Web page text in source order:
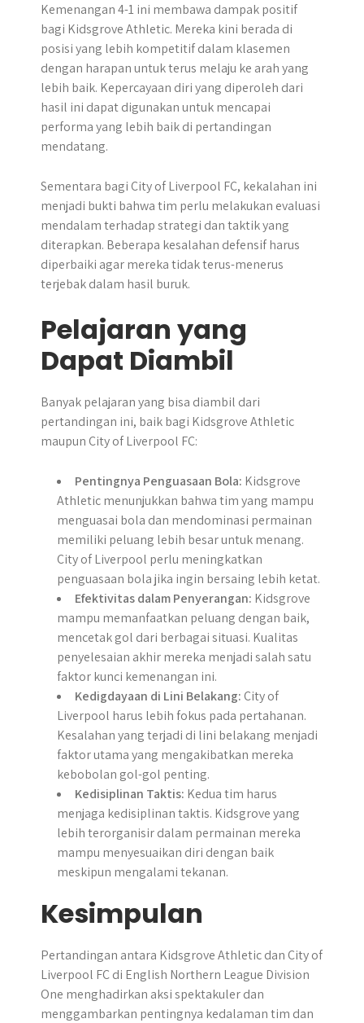
Kemenangan 4-1 ini membawa dampak positif
bagi Kidsgrove Athletic. Mereka kini berada di
posisi yang lebih kompetitif dalam klasemen
dengan harapan untuk terus melaju ke arah yang
lebih baik. Kepercayaan diri yang diperoleh dari
hasil ini dapat digunakan untuk mencapai
performa yang lebih baik di pertandingan
mendatang.
Sementara bagi City of Liverpool FC, kekalahan ini
menjadi bukti bahwa tim perlu melakukan evaluasi
mendalam terhadap strategi dan taktik yang
diterapkan. Beberapa kesalahan defensif harus
diperbaiki agar mereka tidak terus-menerus
terjebak dalam hasil buruk.
Pelajaran yang
Dapat Diambil
Banyak pelajaran yang bisa diambil dari
pertandingan ini, baik bagi Kidsgrove Athletic
maupun City of Liverpool FC:
Pentingnya Penguasaan Bola: Kidsgrove
Athletic menunjukkan bahwa tim yang mampu
menguasai bola dan mendominasi permainan
memiliki peluang lebih besar untuk menang.
City of Liverpool perlu meningkatkan
penguasaan bola jika ingin bersaing lebih ketat.
Efektivitas dalam Penyerangan: Kidsgrove
mampu memanfaatkan peluang dengan baik,
mencetak gol dari berbagai situasi. Kualitas
penyelesaian akhir mereka menjadi salah satu
faktor kunci kemenangan ini.
Kedigdayaan di Lini Belakang:City of
Liverpool harus lebih fokus pada pertahanan.
Kesalahan yang terjadi di lini belakang menjadi
faktor utama yang mengakibatkan mereka
kebobolan gol-gol penting.
Kedisiplinan Taktis: Kedua tim harus
menjaga kedisiplinan taktis. Kidsgrove yang
lebih terorganisir dalam permainan mereka
mampu menyesuaikan diri dengan baik
meskipun mengalami tekanan.
Kesimpulan
Pertandingan antara Kidsgrove Athletic dan City of
Liverpool FC di English Northern League Division
One menghadirkan aksi spektakuler dan
menggambarkan pentingnya kedalaman tim dan